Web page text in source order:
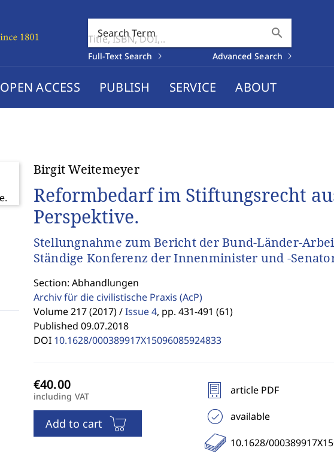
Search Term search
Full-Text Search Advanced Search
OPEN ACCESS PUBLISH SERVICE ABOUT
Birgit Weitemeyer
Reformbedarf im Stiftungsrecht
Perspektive.
Stellungnahme zum Bericht der Bund-Länder-
Ständige Konferenz der Innenminister und -
Section: Abhandlungen
Archiv für die civilistische Praxis (AcP)
Volume 217 (2017) / Issue 4, pp. 431-491 (61)
Published 09.07.2018
DOI 10.1628/000389917X15096085924833
including VAT
Add to cart
article PDF
available
10.1628/